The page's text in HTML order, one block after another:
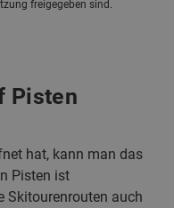
freigegeben sind.
Pisten
hat, kann man das
Pisten ist
Skitourenrouten auch